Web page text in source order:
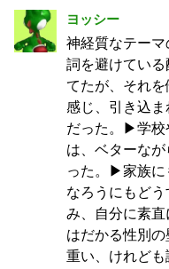
ヨッシー
神経質なテー
詞を避けてい
てたが、それ
感じ、引き込
だった。▶︎学校
は、ベターな
った。▶︎家族に
なろうにもど
み、自分に素
はだかる性別
重い、けれど